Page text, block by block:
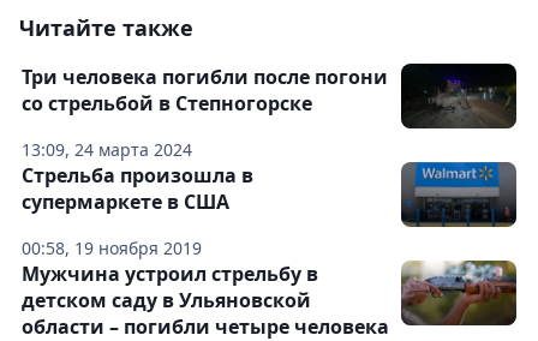
Читайте также
13:09, 24 марта 2024
Три человека погибли после погони
со стрельбой в Степногорске
00:58, 19 ноября 2019
Стрельба произошла в
супермаркете в США
Мужчина устроил стрельбу в
детском саду в Ульяновской
области – погибли четыре человека